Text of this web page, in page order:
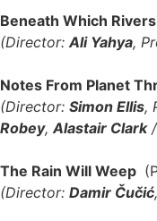
Beneath Which
(Director: Ali Yahya,
Notes From Planet
(Director: Simon Ellis,
Robey, Alastair Clark/
The Rain Will Weep
(Director: Damir Čučić,